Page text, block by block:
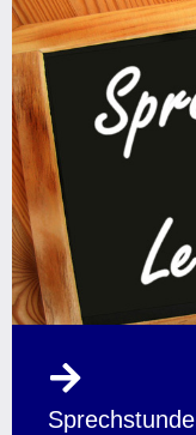
Sprechstunde